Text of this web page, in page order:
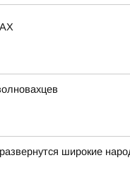
широкие